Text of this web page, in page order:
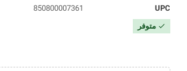
UPC
850800007361
check متوفر